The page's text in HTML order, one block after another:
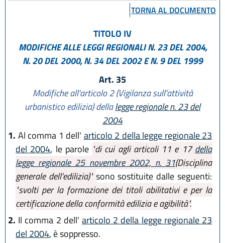
L.R. 21 dicembre 2017, n. 24
L.R. 29 dicembre 2020, n. 14
L.R. 20 maggio 2021, n. 5
L.R. 3 agosto 2022, n. 11
L.R. 13 aprile 2023, n. 3
L.R. 12 luglio 2023, n. 7
L.R. 28 dicembre 2023, n. 17
L.R. 14 giugno 2024, n. 7
L.R. 31 marzo 2025, n. 2
L.R. 25 luglio 2025, n. 5
L.R. 29 dicembre 2025, n. 11
TORNA AL DOCUMENTO
TITOLO IV
MODIFICHE ALLE LEGGI REGIONALI N. 23 DEL 2004,
N. 20 DEL 2000, N. 34 DEL 2002 E N. 9 DEL 1999
Art. 35
Modifiche all'articolo 2 (Vigilanza sull'attività
urbanistico edilizia) dellalegge regionale n. 23 del
2004
1. Al comma 1 dell' articolo 2 della legge regionale 23
del 2004, le parole "di cui agli articoli 11 e 17della
legge regionale 25 novembre 2002, n. 31(Disciplina
generale dell'edilizia)"sono sostituite dalle seguenti:
"svolti per la formazione dei titoli abilitativi e per la
certificazione della conformità edilizia e agibilità".
2. Il comma 2 dell' articolo 2 della legge regionale 23
del 2004, è soppresso.